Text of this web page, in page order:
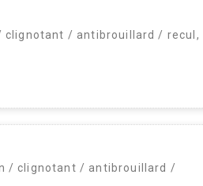
/ clignotant / antibrouillard / recul,
/ clignotant / antibrouillard /